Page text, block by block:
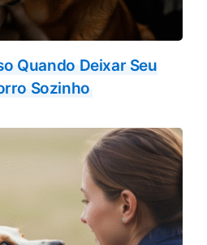
Quando Deixar Seu
Sozinho